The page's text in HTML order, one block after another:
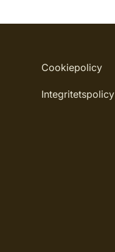
Cookiepolicy
Integritetspolicy